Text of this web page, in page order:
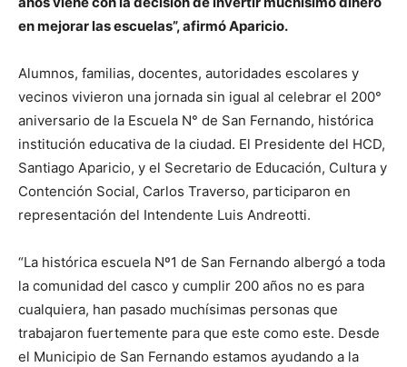
en mejorar las escuelas”, afirmó Aparicio.
Alumnos, familias, docentes, autoridades escolares y
vecinos vivieron una jornada sin igual al celebrar el 200°
aniversario de la Escuela N° de San Fernando, histórica
institución educativa de la ciudad. El Presidente del HCD,
Santiago Aparicio, y el Secretario de Educación, Cultura y
Contención Social, Carlos Traverso, participaron en
representación del Intendente Luis Andreotti.
“La histórica escuela Nº1 de San Fernando albergó a toda
la comunidad del casco y cumplir 200 años no es para
cualquiera, han pasado muchísimas personas que
trabajaron fuertemente para que este como este. Desde
el Municipio de San Fernando estamos ayudando a la